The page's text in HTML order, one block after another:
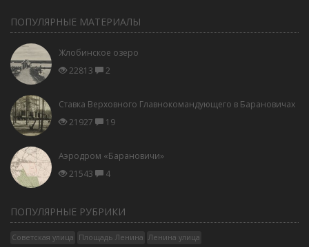
ПОПУЛЯРНЫЕ МАТЕРИАЛЫ
Жлобинское озеро
22813
2
Ставка Верховного Главнокомандующего в Барановичах
21927
19
Аэродром «Барановичи»
21543
4
ПОПУЛЯРНЫЕ РУБРИКИ
Советская улица Площадь Ленина
Ленина улица